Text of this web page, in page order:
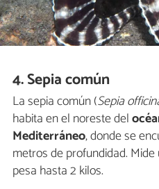
4. Sepia común
La sepia común (Sepia
habita en el noreste del
Mediterráneo, donde se
metros de profundidad.
pesa hasta 2 kilos.